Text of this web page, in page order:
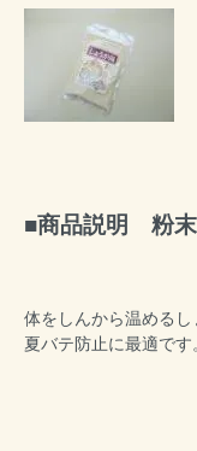
商品説明 粉
体をしんから温める
夏バテ防止に最適です